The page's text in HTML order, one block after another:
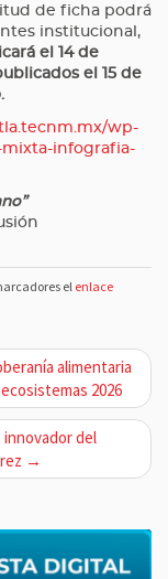
de ficha podrá
institucional,
el 14 de
el 15 de
wp-
infografia-
el enlace
alimentaria
2026
innovador del
→